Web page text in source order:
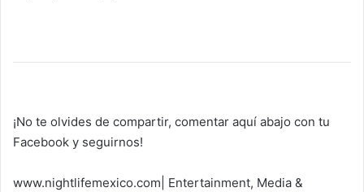
¡No te olvides de compartir, comentar aquí abajo con tu
Facebook y seguirnos!
www.nightlifemexico.com| Entertainment, Media &